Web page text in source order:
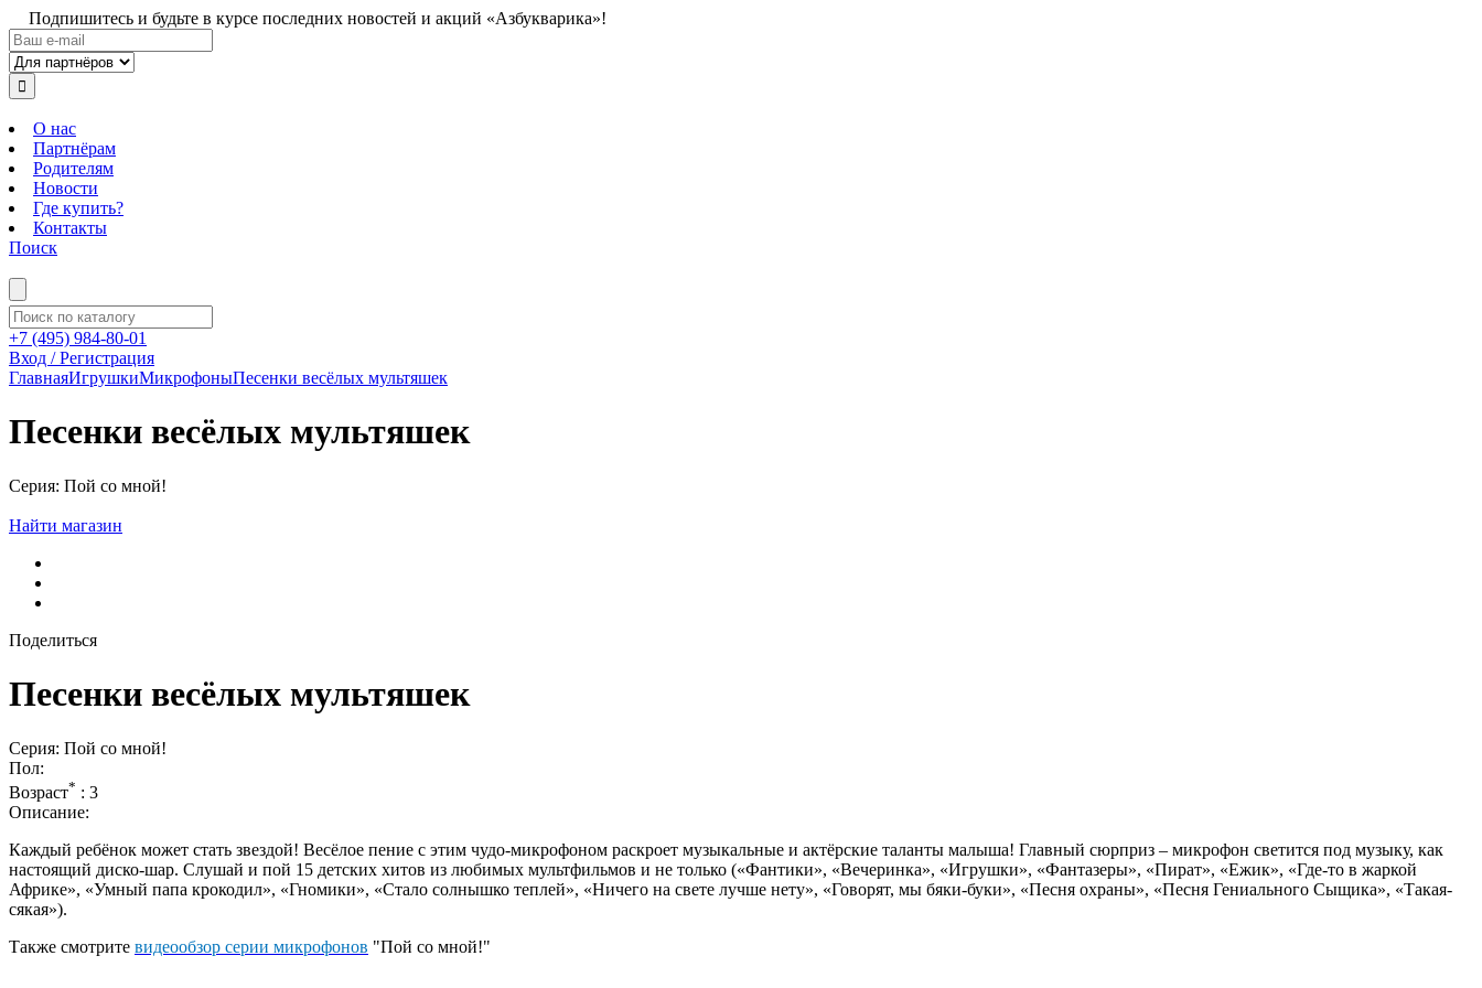
Подпишитесь и будьте в курсе последних новостей и акций «Азбукварика»!
О нас
Партнёрам
Родителям
Новости
Где купить?
Контакты
Поиск
+7 (495) 984-80-01
Вход / Регистрация
ГлавнаяИгрушкиМикрофоныПесенки весёлых мультяшек
Песенки весёлых мультяшек
Серия: Пой со мной!
Найти магазин
Поделиться
Песенки весёлых мультяшек
Серия: Пой со мной!
Пол:
Возраст* : 3
Описание:
Каждый ребёнок может стать звездой! Весёлое пение с этим чудо-микрофоном раскроет музыкальные и актёрские таланты малыша! Главный сюрприз – микрофон светится под музыку, как
настоящий диско-шар. Слушай и пой 15 детских хитов из любимых мультфильмов и не только («Фантики», «Вечеринка», «Игрушки», «Фантазеры», «Пират», «Ежик», «Где-то в жаркой
Африке», «Умный папа крокодил», «Гномики», «Стало солнышко теплей», «Ничего на свете лучше нету», «Говорят, мы бяки-буки», «Песня охраны», «Песня Гениального Сыщика», «Такая-
сякая»).
Также смотрите видеообзор серии микрофонов "Пой со мной!"